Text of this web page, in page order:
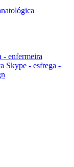
- enfermeira
Skype - esfrega -